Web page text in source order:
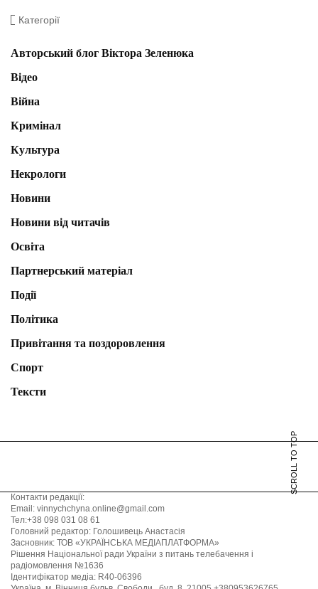
Категорії
Авторський блог Віктора Зеленюка
Відео
Війна
Кримінал
Культура
Некрологи
Новини
Новини від читачів
Освіта
Партнерський матеріал
Події
Політика
Привітання та поздоровлення
Спорт
Тексти
SCROLL TO TOP
Контакти редакції:
Email: vinnychchyna.online@gmail.com
Тел:+38 098 031 08 61
Головний редактор: Голошивець Анастасія
Засновник: ТОВ «УКРАЇНСЬКА МЕДІАПЛАТФОРМА»
Рішення Національної ради України з питань телебачення і
радіомовлення №1636
Ідентифікатор медіа: R40-06396